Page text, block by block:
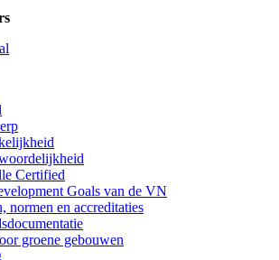
Certified
Goals van de VN
normen en accreditaties
groene gebouwen